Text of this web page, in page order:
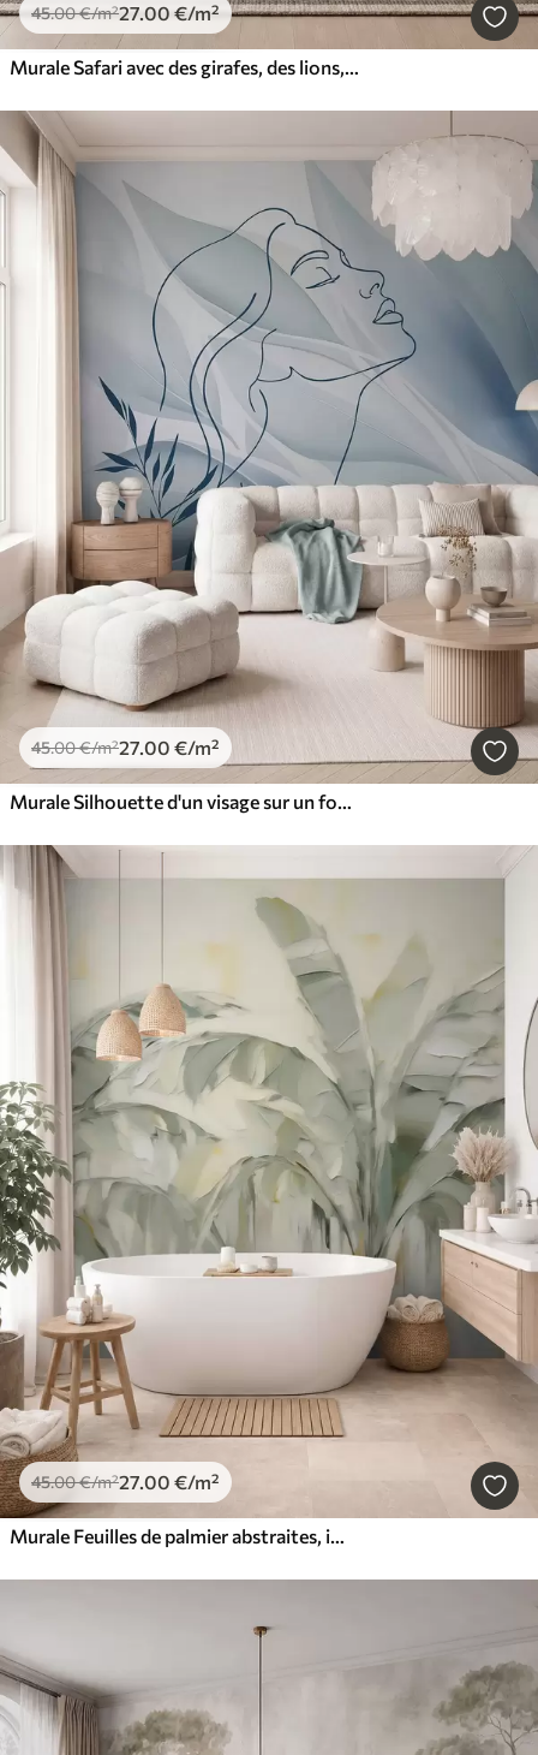
45.00€/m²27.00 €/m²
Murale Safari avec des girafes, des lions, des zèbres et des arbres tropicaux
45.00€/m²27.00 €/m²
Murale Silhouette d'un visage sur un fond abstrait
45.00€/m²27.00 €/m²
Murale Feuilles de palmier abstraites, imitation de peinture